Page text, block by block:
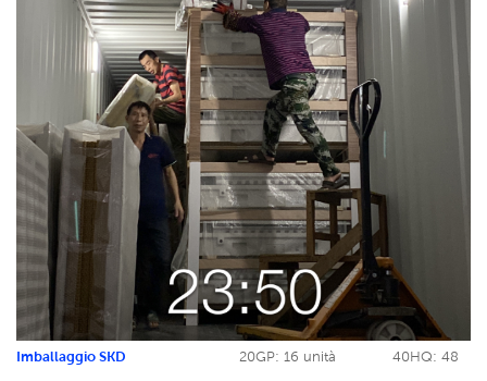
Imballaggio SKD 20GP: 16 unità 40HQ: 48